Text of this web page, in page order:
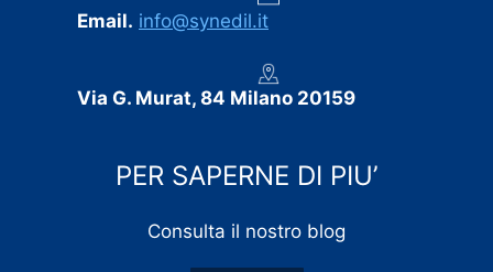
Email. info@synedil.it
Via G. Murat, 84 Milano 20159
PER SAPERNE DI PIU’
Consulta il nostro blog